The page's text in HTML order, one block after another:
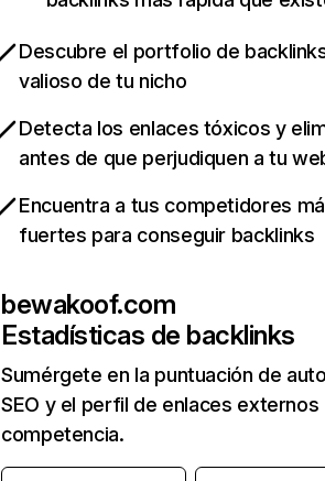
Descubre el portfolio de
valioso de tu nicho
Detecta los enlaces tóxicos y
antes de que perjudiquen a tu
Encuentra a tus competidores
fuertes para conseguir backlinks
bewakoof.com
Estadísticas de backlinks
Sumérgete en la puntuación de
SEO y el perfil de enlaces externos
competencia.